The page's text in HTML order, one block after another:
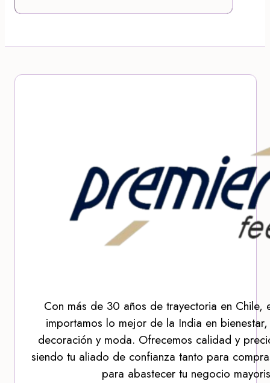
Con más de 30 años de trayectoria en Chile,
importamos lo mejor de la India en
decoración y moda. Ofrecemos calidad y
siendo tu aliado de confianza tanto para
para abastecer tu negocio